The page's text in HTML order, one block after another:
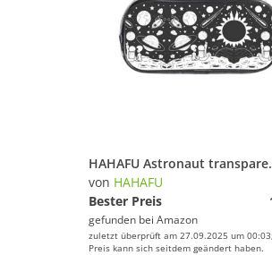
HAHAFU Astronaut transparentes
von HAHAFU
Bester Preis
gefunden bei Amazon
zuletzt überprüft am 27.09.2025 um
Preis kann sich seitdem geändert haben.